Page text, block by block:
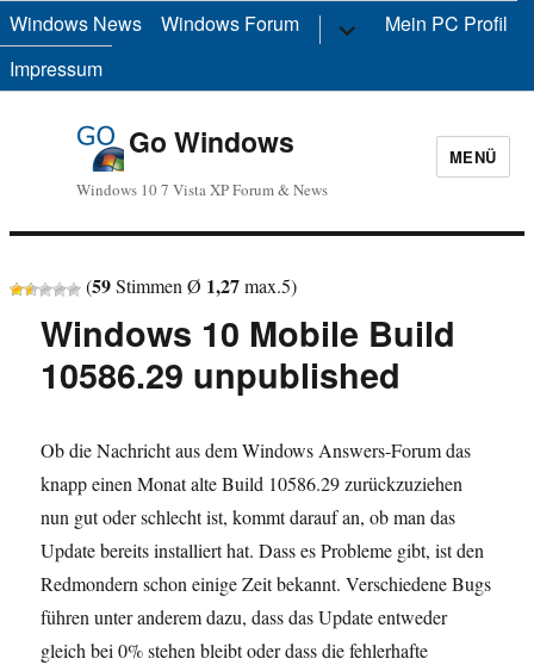
Windows News Windows Forum Untermenü
anzeigen
Mein PC Profil
Impressum
Go Windows
Windows 10 7 Vista XP Forum & News
MENÜ
(59Stimmen Ø 1,27max.5)
Windows 10 Mobile Build
10586.29 unpublished
Ob die Nachricht aus dem Windows Answers-Forum das
knapp einen Monat alte Build 10586.29 zurückzuziehen
nun gut oder schlecht ist, kommt darauf an, ob man das
Update bereits installiert hat. Dass es Probleme gibt, ist den
Redmondern schon einige Zeit bekannt. Verschiedene Bugs
führen unter anderem dazu, dass das Update entweder
gleich bei 0% stehen bleibt oder dass die fehlerhafte